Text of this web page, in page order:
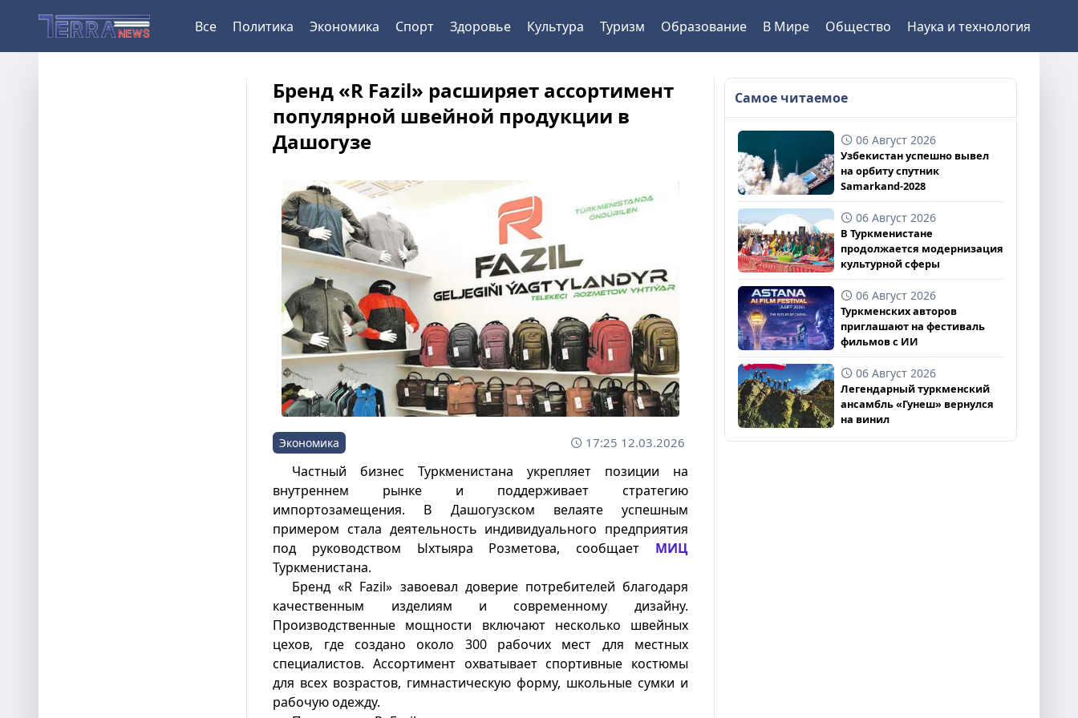
Все Политика Экономика Спорт Здоровье Культура Туризм Образование В Мире Общество Наука и технология
Бренд «R Fazil» расширяет ассортимент
популярной швейной продукции в
Дашогузе
Экономика 17:25 12.03.2026
Частный бизнес Туркменистана укрепляет позиции на
внутреннем рынке и поддерживает стратегию
импортозамещения. В Дашогузском велаяте успешным
примером стала деятельность индивидуального предприятия
под руководством Ыхтыяра Розметова, сообщает МИЦ
Туркменистана.
Бренд «R Fazil» завоевал доверие потребителей благодаря
качественным изделиям и современному дизайну.
Производственные мощности включают несколько швейных
цехов, где создано около 300 рабочих мест для местных
специалистов. Ассортимент охватывает спортивные костюмы
для всех возрастов, гимнастическую форму, школьные сумки и
рабочую одежду.
Самое читаемое
06 Август 2026
Узбекистан успешно вывел
на орбиту спутник
Samarkand-2028
06 Август 2026
В Туркменистане
продолжается модернизация
культурной сферы
06 Август 2026
Туркменских авторов
приглашают на фестиваль
фильмов с ИИ
06 Август 2026
Легендарный туркменский
ансамбль «Гунеш» вернулся
на винил